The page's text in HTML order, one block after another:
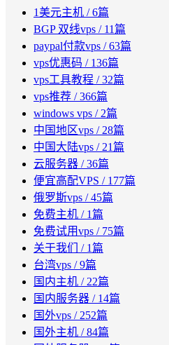
1美元主机 / 6篇
BGP 双线vps / 11篇
paypal付款vps / 63篇
vps优惠码 / 136篇
vps工具教程 / 32篇
vps推荐 / 366篇
windows vps / 2篇
中国地区vps / 28篇
中国大陆vps / 21篇
云服务器 / 36篇
便宜高配VPS / 177篇
俄罗斯vps / 45篇
免费主机 / 1篇
免费试用vps / 75篇
关于我们
/ 1篇
台湾vps / 9篇
国内主机 / 22篇
国内服务器 / 14篇
国外vps / 252篇
国外主机 / 84篇